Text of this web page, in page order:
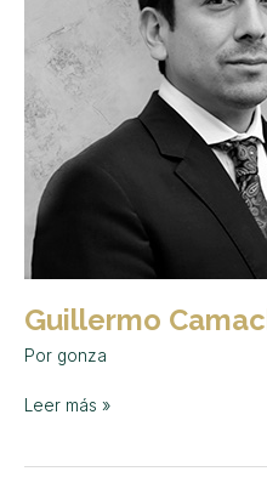
Guillermo
Por gonza
Leer más »